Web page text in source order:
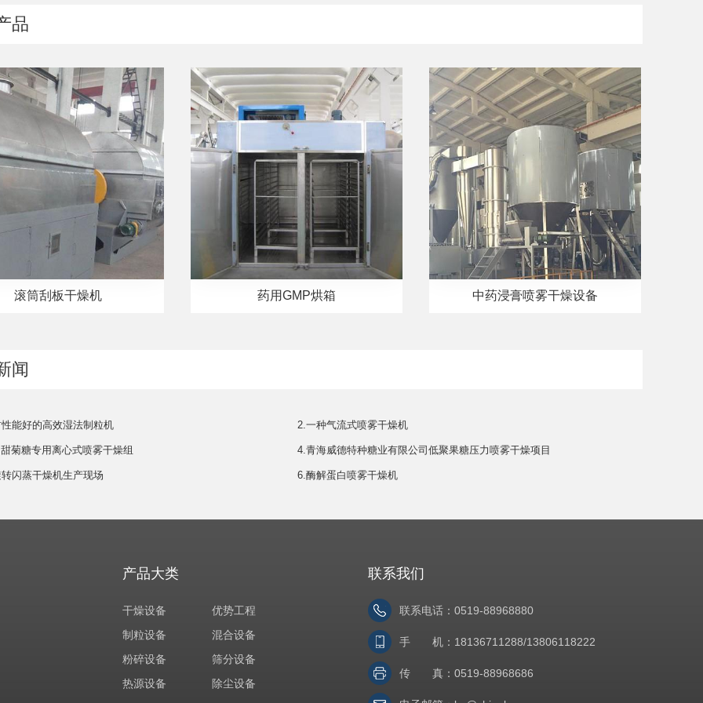
品
滚筒刮板干燥机 药用GMP烘箱 中药浸膏喷雾干燥设备
闻
能好的高效湿法制粒机 2.一种气流式喷雾干燥机
菊糖专用离心式喷雾干燥组 4.青海威德特种糖业有限公司低聚果糖压力喷雾干燥项目
闪蒸干燥机生产现场 6.酶解蛋白喷雾干燥机
产品大类
干燥设备
优势工程
制粒设备
混合设备
粉碎设备
筛分设备
热源设备
除尘设备
联系我们
联系电话：0519-88968880
手 机：18136711288/13806118222
传 真：0519-88968686